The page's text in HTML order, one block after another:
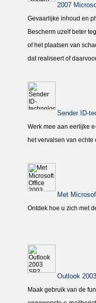
2007
Gevaarlijke inhoud en
Bescherm uzelf beter
of het plaatsen van
dat realiseert of
Sender ID-
Werk mee aan eerlijke
het vervalsen van
Met
Ontdek hoe u zich met
Outlook
Maak gebruik van de